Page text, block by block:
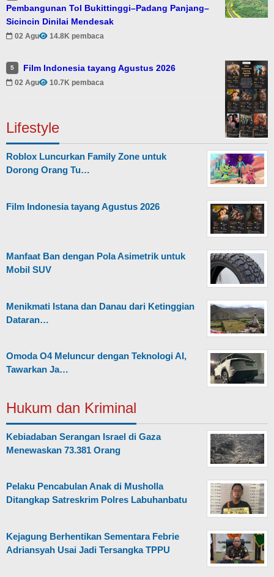
Pembangunan Tol Bukittinggi–Padang Panjang–
Sicincin Dinilai Mendesak
02 Agu 14.8K pembaca
5 Film Indonesia tayang Agustus 2026
02 Agu 10.7K pembaca
Lifestyle
Roblox Luncurkan Family Zone untuk
Dorong Orang Tu…
Film Indonesia tayang Agustus 2026
Manfaat Ban dengan Pola Asimetrik untuk
Mobil SUV
Menikmati Istana dan Danau dari Ketinggian
Dataran…
Omoda O4 Meluncur dengan Teknologi AI,
Tawarkan Ja…
Hukum dan Kriminal
Kebiadaban Serangan Israel di Gaza
Menewaskan 73.381 Orang
Pelaku Pencabulan Anak di Musholla
Ditangkap Satreskrim Polres Labuhanbatu
Kejagung Berhentikan Sementara Febrie
Adriansyah Usai Jadi Tersangka TPPU